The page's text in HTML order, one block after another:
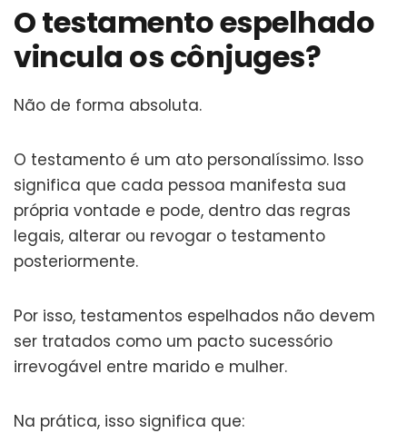
O testamento espelhado
vincula os cônjuges?
Não de forma absoluta.
O testamento é um ato personalíssimo. Isso
significa que cada pessoa manifesta sua
própria vontade e pode, dentro das regras
legais, alterar ou revogar o testamento
posteriormente.
Por isso, testamentos espelhados não devem
ser tratados como um pacto sucessório
irrevogável entre marido e mulher.
Na prática, isso significa que: